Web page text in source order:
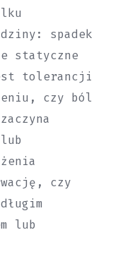
spadek
statyczne
tolerancji
czy ból
czy
lub